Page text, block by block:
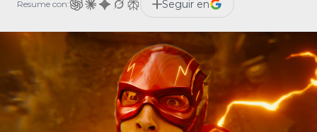
venderla como NFT. Así es, […]
Resume con: Seguir en